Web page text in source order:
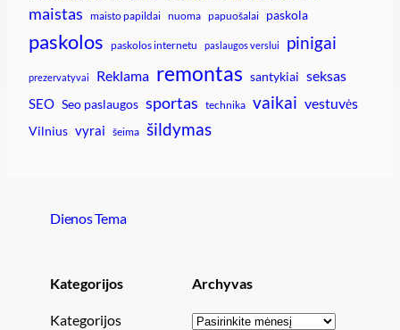
maistas maisto papildai nuoma papuošalai paskola
paskolos paskolos internetu paslaugos verslui pinigai
prezervatyvai Reklama remontas santykiai seksas
SEO Seo paslaugos sportas technika vaikai vestuvės
Vilnius vyrai šeima šildymas
Dienos Tema
Kategorijos
Kategorijos
Archyvas
Archyvai